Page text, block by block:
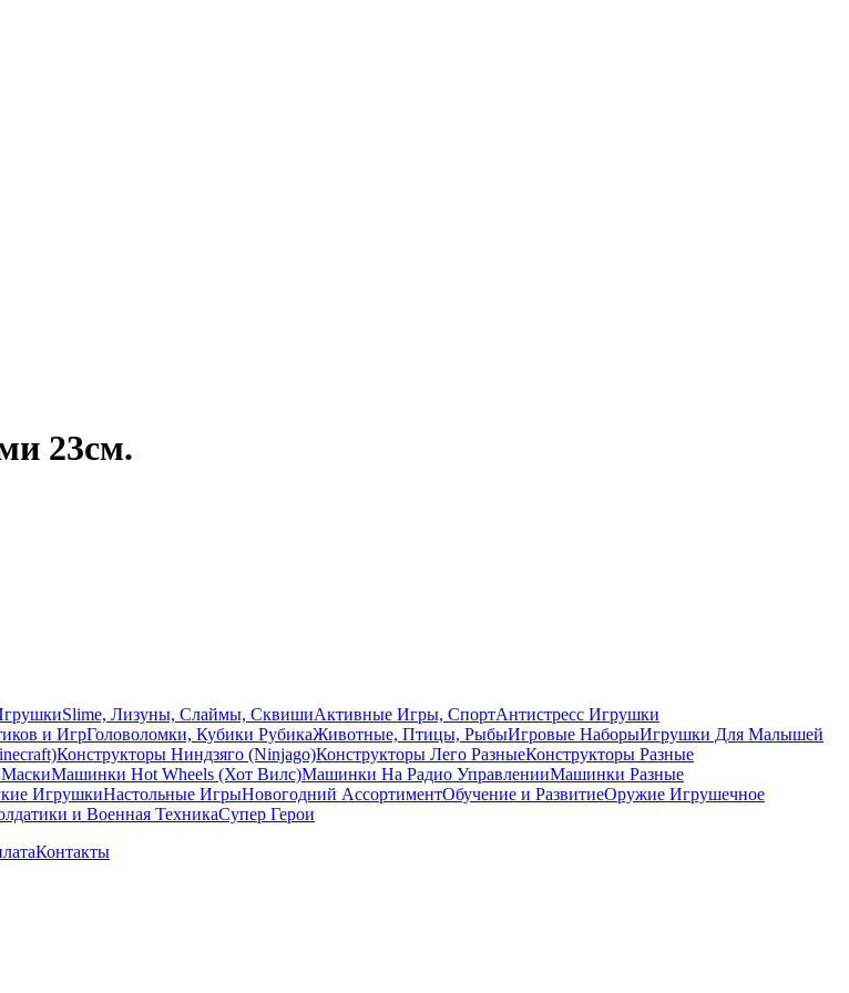
23см.
Slime, Лизуны, Слаймы, СквишиАктивные Игры, СпортАнтистресс Игрушки
и ИгрГоловоломки, Кубики РубикаЖивотные, Птицы, РыбыИгровые НаборыИгрушки Для Малышей
Конструкторы Ниндзяго (Ninjago)Конструкторы Лего РазныеКонструкторы Разные
МаскиМашинки Hot Wheels (Хот Вилс)Машинки На Радио УправленииМашинки Разные
ИгрушкиНастольные ИгрыНовогодний АссортиментОбучение и РазвитиеОружие Игрушечное
и Военная ТехникаСупер Герои
Контакты